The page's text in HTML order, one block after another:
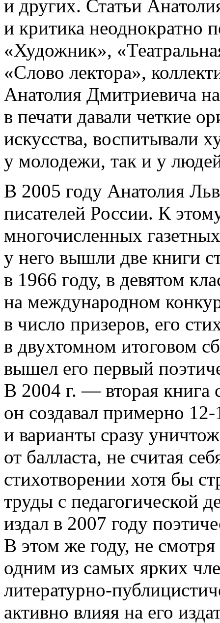
и других. Статьи
и критика неоднократно
«Художник»,
«Слово лектора»,
Анатолия Дмитриевича
в печати давали четкие
искусства, воспитывали
у молодежи, так и у людей
В 2005 году Анатолия
писателей России. К
многочисленных
у него вышли две книги
в 1966 году, в девятом
на международном
в число призеров, его
в двухтомном итоговом
вышел его первый
В 2004 г. — вторая книга
он создавал примерно
и варианты сразу
от балласта, не считая
стихотворении хотя бы
труды с педагогической
издал в 2007 году
В этом же году, не
одним из самых ярких
литературно-
активно влияя на его